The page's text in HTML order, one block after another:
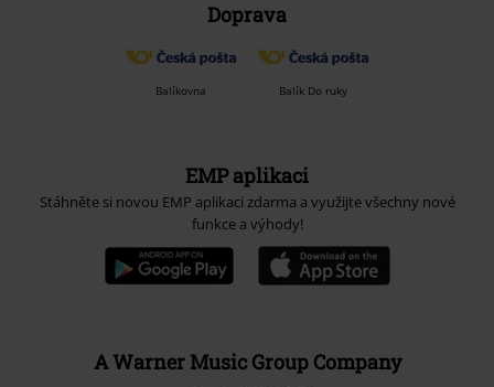
Doprava
Balíkovna Balík Do ruky
EMP aplikaci
Stáhněte si novou EMP aplikaci zdarma a využijte všechny nové
funkce a výhody!
A Warner Music Group Company